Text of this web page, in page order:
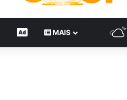
CONTEÚDO DE MARCA
MAIS